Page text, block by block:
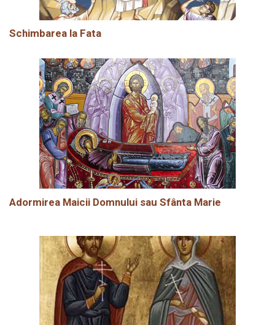
Schimbarea la Fata
Adormirea Maicii Domnului sau Sfânta Marie